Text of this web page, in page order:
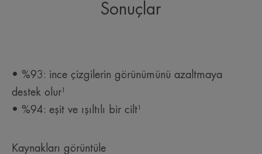
İçeriğin kokusu
Kokusuz
*Test etkinliği in vitro olarak değerlendirildi.
Sonuçlar
• %93: ince çizgilerin görünümünü azaltmaya
destek olur¹
• %94: eşit ve ışıltılı bir cilt¹
Kaynakları görüntüle